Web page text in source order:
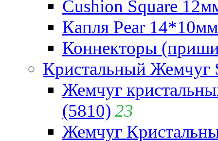
Cushion Square
Капля Pear
Коннекторы
Кристальный Жемчуг
Жемчуг
(5810) 23
Жемчуг